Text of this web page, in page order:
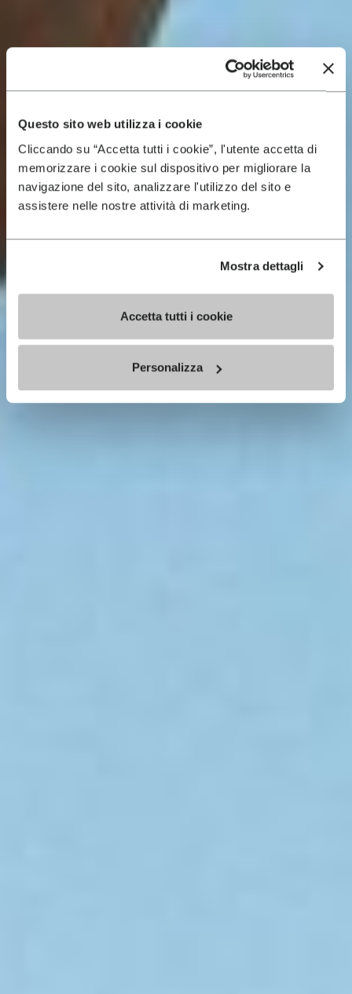
Questo sito web utilizza i cookie
Cliccando su “Accetta tutti i cookie”, l'utente accetta di
memorizzare i cookie sul dispositivo per migliorare la
navigazione del sito, analizzare l'utilizzo del sito e
assistere nelle nostre attività di marketing.
Mostra dettagli
Accetta tutti i cookie
Personalizza